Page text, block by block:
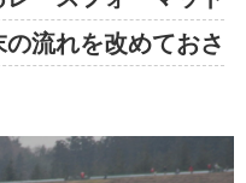
流れを改めておさ